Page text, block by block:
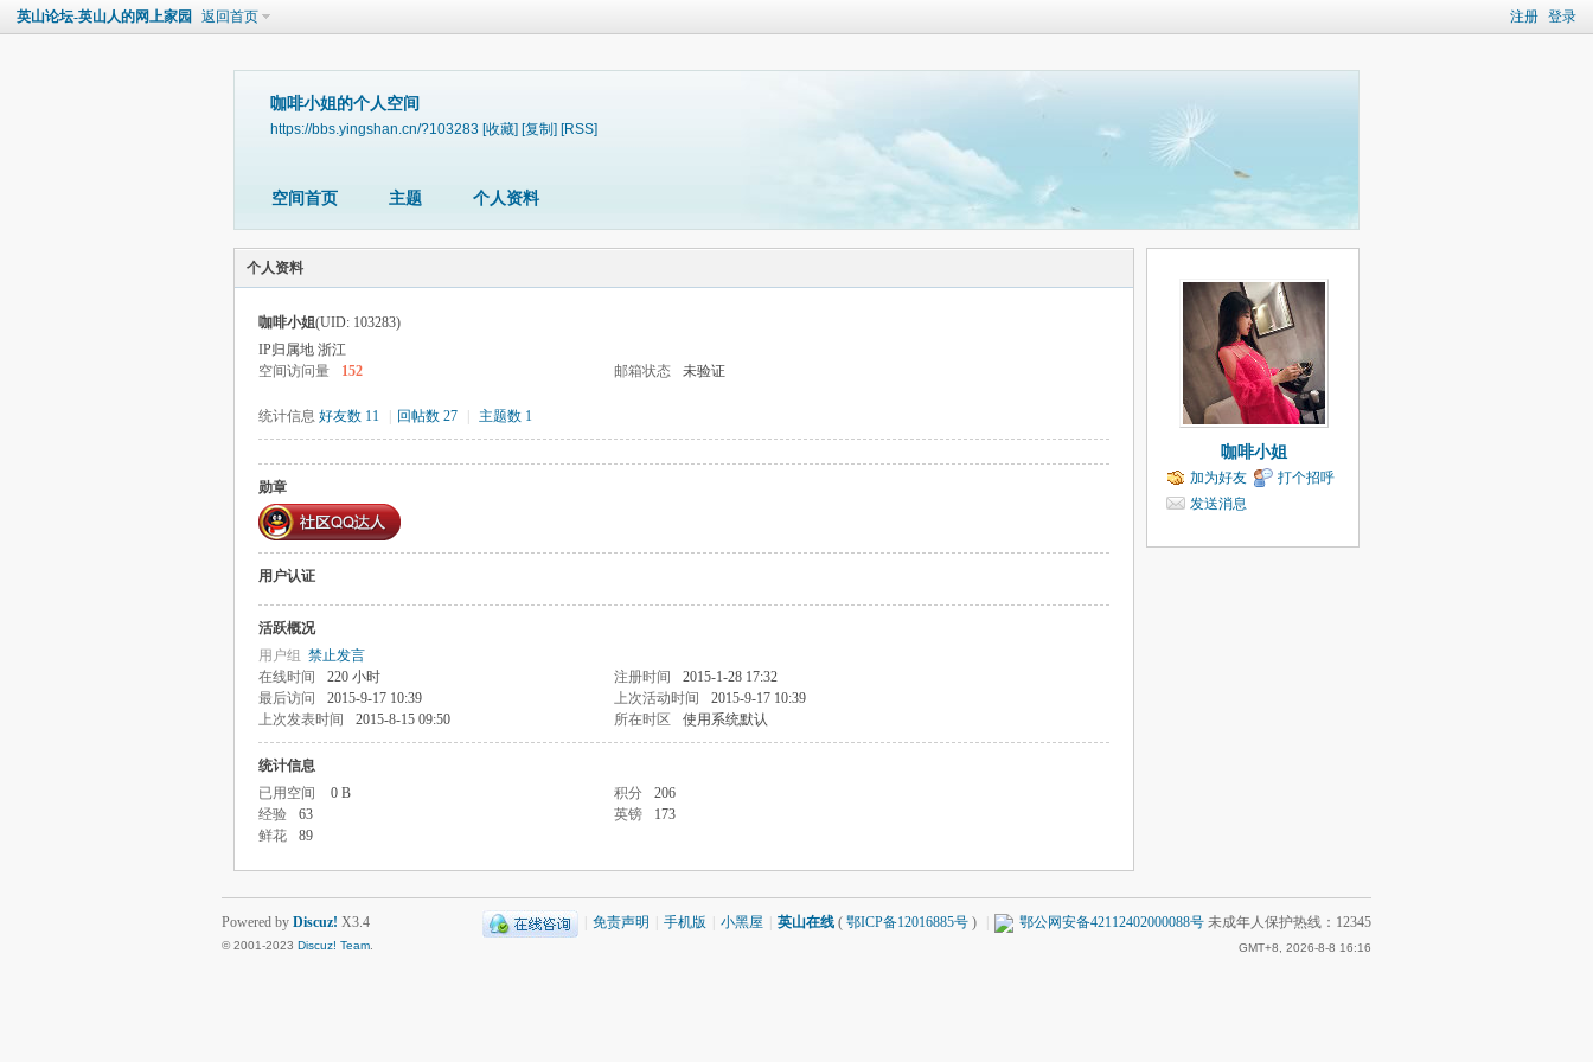
注册 登录
英山论坛-英山人的网上家园 返回首页
咖啡小姐的个人空间
https://bbs.yingshan.cn/?103283 [收藏] [复制] [RSS]
空间首页 主题 个人资料
个人资料
咖啡小姐(UID: 103283)
IP归属地 浙江
空间访问量
152 邮箱状态 未验证
统计信息 好友数 11 回帖数 27 主题数 1
勋章
用户认证
活跃概况
用户组 禁止发言
在线时间
220 小时 注册时间
2015-1-28 17:32
最后访问
2015-9-17 10:39 上次活动时间
2015-9-17 10:39
上次发表时间
2015-8-15 09:50 所在时区 使用系统默认
统计信息
已用空间
0 B 积分
206
经验
63 英镑
173
鲜花
89
咖啡小姐
加为好友
打个招呼
发送消息
免责声明 手机版 小黑屋 英山在线 ( 鄂ICP备12016885号 ) 鄂公网安备42112402000088号 未成年人保护热线：12345
GMT+8, 2026-8-8 16:16
Powered by Discuz! X3.4
© 2001-2023 Discuz! Team